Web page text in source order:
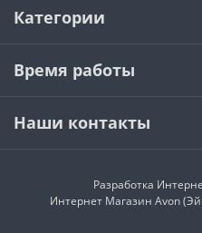
Категории
Время работы
Наши контакты
Разработка
Интернет Магазин Avon